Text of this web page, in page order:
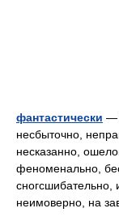
фантастически —
несбыточно,
несказанно,
феноменально,
сногсшибательно,
неимоверно, на